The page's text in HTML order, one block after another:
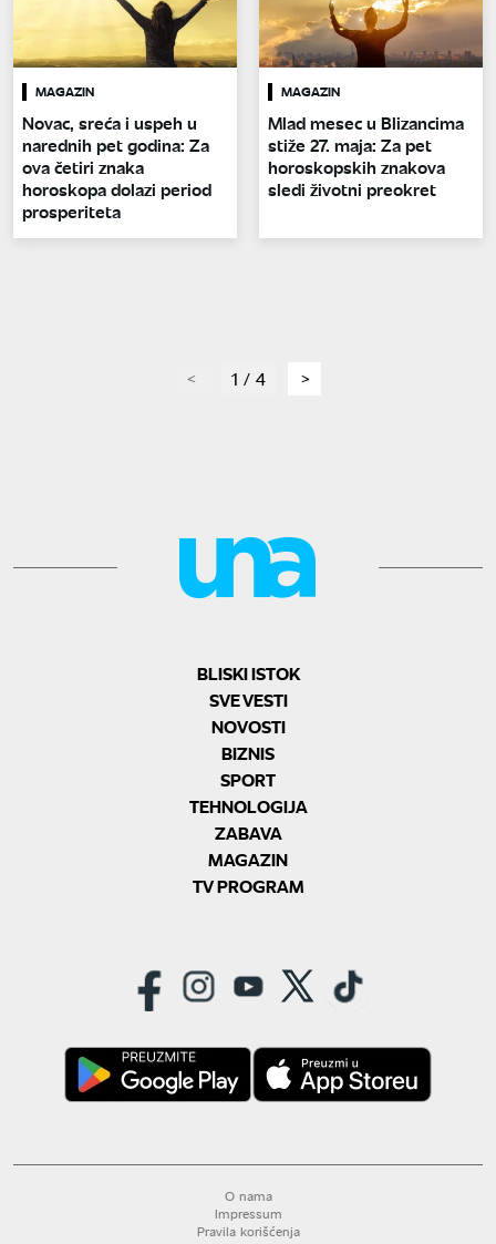
MAGAZIN
Novac, sreća i uspeh u
narednih pet godina: Za
ova četiri znaka
horoskopa dolazi period
prosperiteta
MAGAZIN
Mlad mesec u Blizancima
stiže 27. maja: Za pet
horoskopskih znakova
sledi životni preokret
page1 / 4 page
BLISKI ISTOK
SVE VESTI
NOVOSTI
BIZNIS
SPORT
TEHNOLOGIJA
ZABAVA
MAGAZIN
TV PROGRAM
O nama
Impressum
Pravila korišćenja